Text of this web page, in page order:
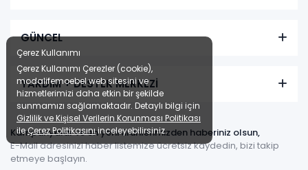
GÜNCEL
YARDIM + DESTEK MERKEZİ
Kampanyalar ve en yeni ürünlerimizden haberiniz olsun,
E-Mail adresinizi haber listemize ücretsiz kaydedin, bizi takip
etmeye başlayın.
Çerez Kullanımı
Çerez Kullanımı Çerezler (cookie),
modalifemoebel web sitesini ve
hizmetlerimizi daha etkin bir şekilde
sunmamızı sağlamaktadır. Detaylı bilgi için
Gizlilik ve Kişisel Verilerin Korunması Politikası
ileÇerez Politikasınıinceleyebilirsiniz.